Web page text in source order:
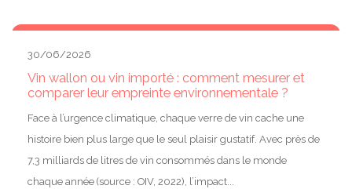
30/06/2026
Vin wallon ou vin importé : comment mesurer et
comparer leur empreinte environnementale ?
Face à l’urgence climatique, chaque verre de vin cache une
histoire bien plus large que le seul plaisir gustatif. Avec près de
7,3 milliards de litres de vin consommés dans le monde
chaque année (source : OIV, 2022), l’impact...